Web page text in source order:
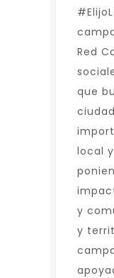
Red
que
local
y
y